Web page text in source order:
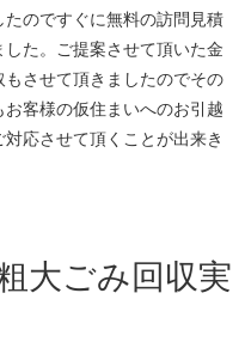
のですぐに無料の訪問見積
た。ご提案させて頂いた金
させて頂きましたのでその
客様の仮住まいへのお引越
応させて頂くことが出来き
大ごみ回収実